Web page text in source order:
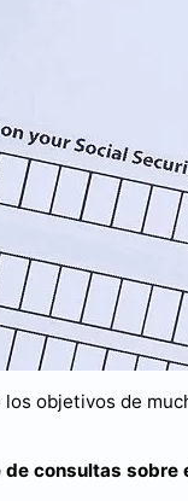
objetivos de
consultas sobre